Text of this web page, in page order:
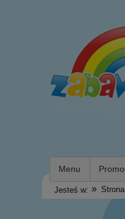
Menu
Jesteś w: »